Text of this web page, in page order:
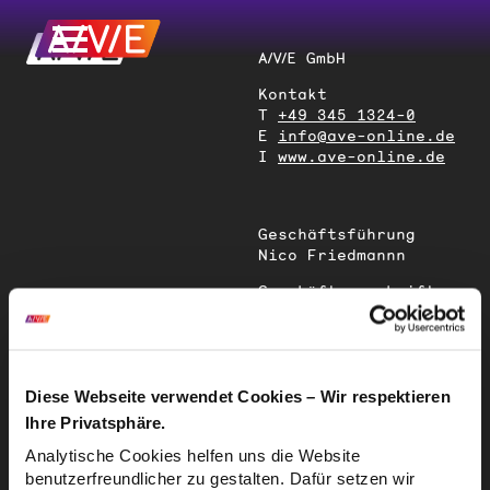
Diese Webseite verwendet Cookies – Wir respektieren
Ihre Privatsphäre.
Analytische Cookies helfen uns die Website
benutzerfreundlicher zu gestalten. Dafür setzen wir
A/V/E GmbH
Kontakt
T +49 345 1324-0
E info@ave-online.de
I www.ave-online.de
Geschäftsführung
Nico Friedmannn
Geschäftsanschrift
Magdeburger Straße
Sitz der
Gesellschaft